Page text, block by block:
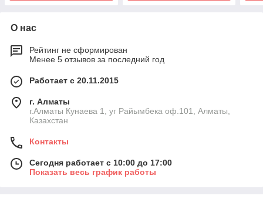
О нас
Рейтинг не сформирован
Менее 5 отзывов за последний год
Работает с 20.11.2015
г. Алматы
г.Алматы Кунаева 1, уг Райымбека оф.101, Алматы,
Казахстан
Контакты
Сегодня работает с 10:00 до 17:00
Показать весь график работы